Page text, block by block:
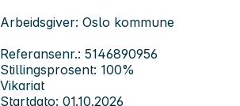
Arbeidsgiver: Oslo kommune
Referansenr.: 5146890956
Stillingsprosent: 100%
Vikariat
Startdato: 01.10.2026